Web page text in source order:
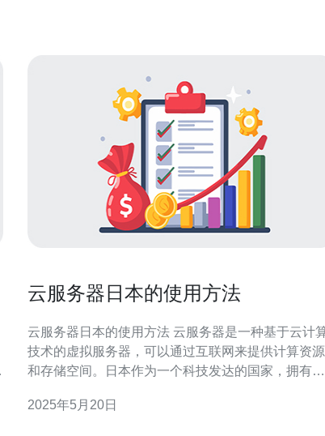
云服务器日本的使用方法
云服务器日本的使用方法 云服务器是一种基于云计算
技术的虚拟服务器，可以通过互联网来提供计算资源
和存储空间。日本作为一个科技发达的国家，拥有着
在日本使用云服务器可以获得更好的服务体验。 在日
2025年5月20日